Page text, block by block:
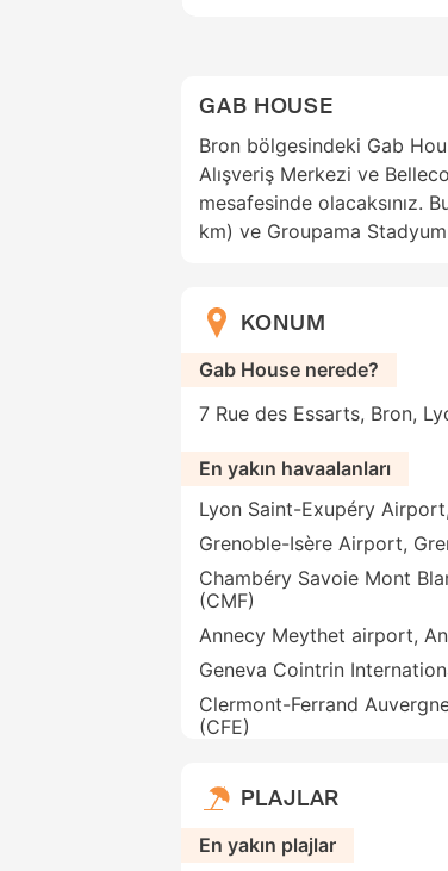
GAB HOUSE
Bron bölgesindeki Gab
Alışveriş Merkezi ve
mesafesinde olacaksınız.
km) ve Groupama
KONUM
Gab House nerede?
7 Rue des Essarts, Bron,
En yakın havaalanları
Lyon Saint-Exupéry
Grenoble-Isère Airport,
Chambéry Savoie Mont
(CMF)
Annecy Meythet airport,
Geneva Cointrin
Clermont-Ferrand
(CFE)
PLAJLAR
En yakın plajlar